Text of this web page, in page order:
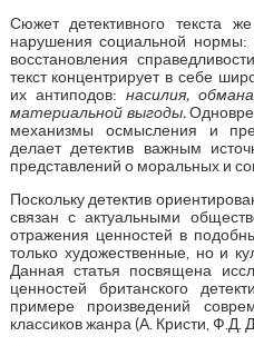
Сюжет детективного текста
нарушения социальной нормы:
восстановления
текст концентрирует в себе
их антиподов: насилия,
материальной выгоды.
механизмы осмысления и
делает детектив важным
представлений о моральных и
Поскольку детектив
связан с актуальными
отражения ценностей в
только художественные, но и
Данная статья посвящена
ценностей британского
примере произведений
классиков жанра (А. Кристи, Ф.Д.